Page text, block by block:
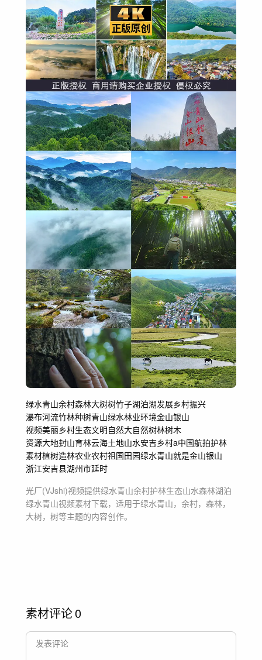
绿水青山余村森林大树树竹子湖泊湖发展乡村振兴
瀑布河流竹林种树青山绿水林业环境金山银山
视频美丽乡村生态文明自然大自然树林树木
资源大地封山育林云海土地山水安吉乡村a中国航拍护林
素材植树造林农业农村祖国田园绿水青山就是金山银山
浙江安吉县湖州市延时
光厂(VJshi)视频提供绿水青山余村护林生态山水森林湖泊
绿水青山视频素材下载，适用于绿水青山，余村，森林，
大树，树等主题的内容创作。
素材评论0